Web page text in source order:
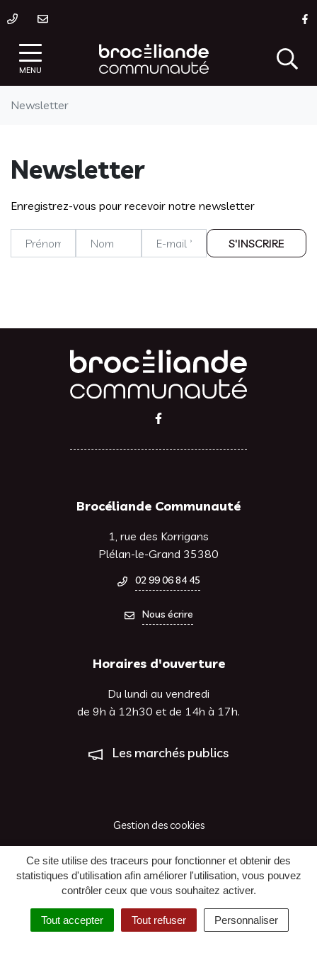
Ce site utilise des traceurs pour fonctionner et obtenir des
statistiques d'utilisation afin améliorer l'utilisation, vous pouvez
contrôler ceux que vous souhaitez activer.
Tout accepter Tout refuser Personnaliser
au
contenu
MENU
Newsletter
Newsletter
Enregistrez-vous pour recevoir notre newsletter
Prénom Nom E-mail
Lien vers le compte Facebook
Brocéliande Communauté
1, rue des Korrigans
Plélan-le-Grand 35380
02 99 06 84 45
Nous écrire
Horaires d'ouverture
Du lundi au vendredi
de 9h à 12h30 et de 14h à 17h.
Les marchés publics
Gestion des cookies
Plan du site
Mentions légales
Politique de confidentialité